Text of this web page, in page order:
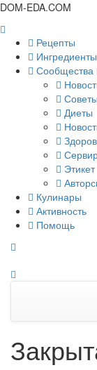
DOM-EDA.COM
Рецепты
Ингредиенты
Сообщества
Советы
Диеты
Этикет
Кулинары
Активность
Помощь